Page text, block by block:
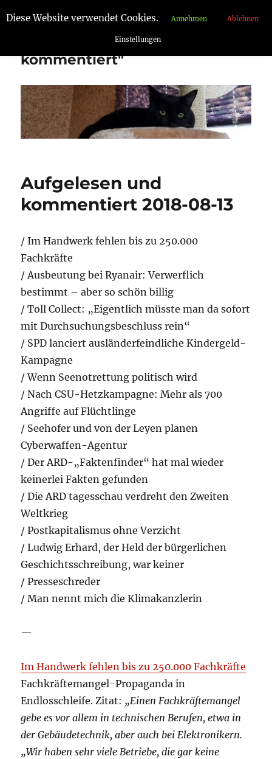
"Aufgelesen und
kommentiert"
Aufgelesen und
kommentiert 2018-08-13
/ Im Handwerk fehlen bis zu 250.000
Fachkräfte
/ Ausbeutung bei Ryanair: Verwerflich
bestimmt – aber so schön billig
/ Toll Collect: „Eigentlich müsste man da sofort
mit Durchsuchungsbeschluss rein“
/ SPD lanciert ausländerfeindliche Kindergeld-
Kampagne
/ Wenn Seenotrettung politisch wird
/ Nach CSU-Hetzkampagne: Mehr als 700
Angriffe auf Flüchtlinge
/ Seehofer und von der Leyen planen
Cyberwaffen-Agentur
/ Der ARD-„Faktenfinder“ hat mal wieder
keinerlei Fakten gefunden
/ Die ARD tagesschau verdreht den Zweiten
Weltkrieg
/ Postkapitalismus ohne Verzicht
/ Ludwig Erhard, der Held der bürgerlichen
Geschichtsschreibung, war keiner
/ Presseschreder
/ Man nennt mich die Klimakanzlerin
—
Im Handwerk fehlen bis zu 250.000 Fachkräfte
Fachkräftemangel-Propaganda in
Endlosschleife. Zitat: „Einen Fachkräftemangel
gebe es vor allem in technischen Berufen, etwa in
der Gebäudetechnik, aber auch bei Elektronikern.
„Wir haben sehr viele Betriebe, die gar keine
Diese Website verwendet Cookies. Annehmen Ablehnen
Einstellungen